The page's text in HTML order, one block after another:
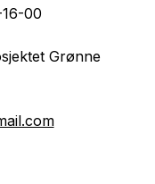
00
Grønne